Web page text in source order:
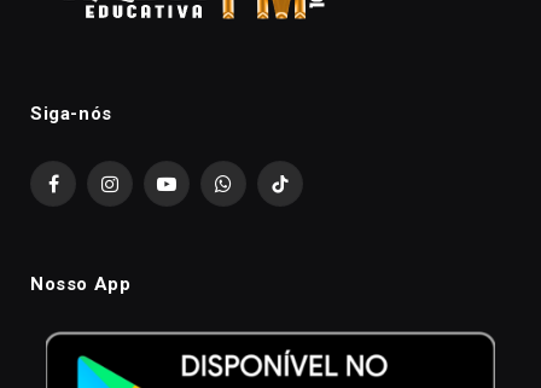
Siga-nós
FacebookInstagramYouTubeWhatsAppTikTok
Nosso App